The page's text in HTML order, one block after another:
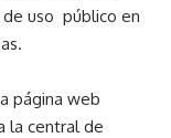
de uso público en
página web
la central de